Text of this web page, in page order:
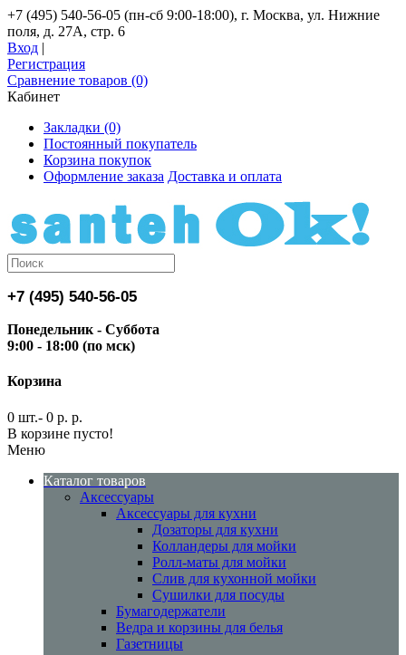
+7 (495) 540-56-05 (пн-сб 9:00-18:00), г. Москва, ул. Нижние
поля, д. 27А, стр. 6
Вход |
Регистрация
Сравнение товаров (0)
Кабинет
Закладки (0)
Постоянный покупатель
Корзина покупок
Оформление заказа Доставка и оплата
+7 (495) 540-56-05
Понедельник - Суббота
9:00 - 18:00 (по мск)
Корзина
0 шт.- 0 р. р.
В корзине пусто!
Меню
Каталог товаров
Аксессуары
Аксессуары для кухни
Дозаторы для кухни
Колландеры для мойки
Ролл-маты для мойки
Слив для кухонной мойки
Сушилки для посуды
Бумагодержатели
Ведра и корзины для белья
Газетницы